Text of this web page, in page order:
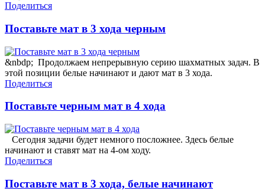
Поделиться
Поставьте мат в 3 хода черным
&nbdp; Продолжаем непрерывную серию шахматных задач. В
этой позиции белые начинают и дают мат в 3 хода.
Поделиться
Поставьте черным мат в 4 хода
Сегодня задачи будет немного посложнее. Здесь белые
начинают и ставят мат на 4-ом ходу.
Поделиться
Поставьте мат в 3 хода, белые начинают